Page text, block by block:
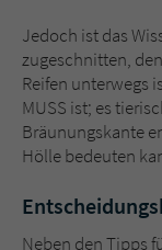
Jedoch ist das
zugeschnitten,
Reifen unterwegs
MUSS ist; es
Bräunungskante
Hölle bedeuten
Neben den Tipps